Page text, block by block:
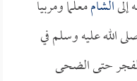
الشاممعلماً ومربياً
الله عليه وسلم في
حتى الضحى